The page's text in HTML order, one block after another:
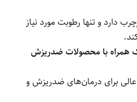
دارد و تنها رطوبت مورد نیاز
همراه با محصولات ضدریزش
برای درمان‌های ضدریزش و